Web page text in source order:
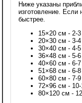
Ниже указаны
изготовление. Если
быстрее.
15×20 см - 2-
20×30 см - 3-
30×40 см - 4-
36×48 см - 5-
40×60 см - 6-
51×68 см - 6-
60×80 см - 7-
72×96 см -
80×120 см -